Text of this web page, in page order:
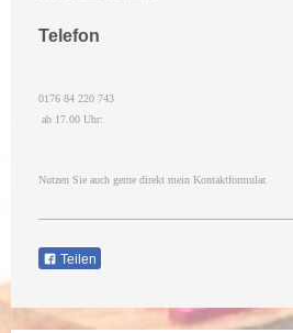
Telefon
0176 84 220 743
ab 17.00 Uhr:
Nutzen Sie auch gerne direkt mein Kontaktformular.
Teilen